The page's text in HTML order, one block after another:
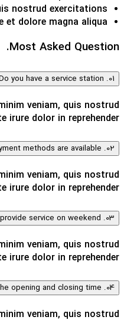
nostrud exercitations.
et dolore magna aliqua.
Most Asked Question.
01. Do you have a service station?
veniam, quis nostrud
dolor in reprehender.
02. What payment methods are available?
veniam, quis nostrud
dolor in reprehender.
03. Did you provide service on weekend?
veniam, quis nostrud
dolor in reprehender.
04. What is the opening and closing time?
veniam, quis nostrud